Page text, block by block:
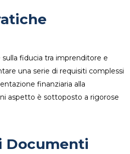
fiducia tra imprenditore e
una serie di requisiti complessi
finanziaria alla
aspetto è sottoposto a rigorose
Documenti